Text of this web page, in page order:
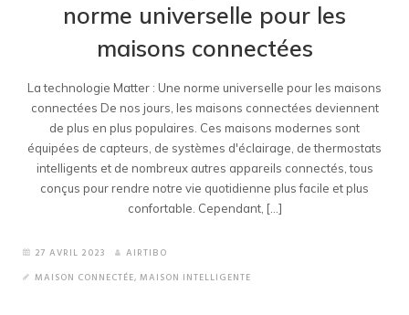
norme universelle pour les
maisons connectées
La technologie Matter : Une norme universelle pour les maisons
connectées De nos jours, les maisons connectées deviennent
de plus en plus populaires. Ces maisons modernes sont
équipées de capteurs, de systèmes d'éclairage, de thermostats
intelligents et de nombreux autres appareils connectés, tous
conçus pour rendre notre vie quotidienne plus facile et plus
confortable. Cependant, [...]
27 AVRIL 2023
AIRTIBO
MAISON CONNECTÉE, MAISON INTELLIGENTE